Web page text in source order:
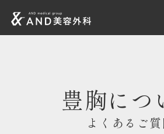
豊胸につ
よくあるご質